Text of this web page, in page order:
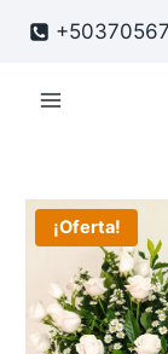
¡Oferta!